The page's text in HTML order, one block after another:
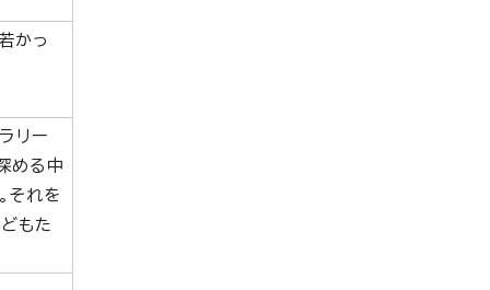
かっ
リー
める中
それを
もた